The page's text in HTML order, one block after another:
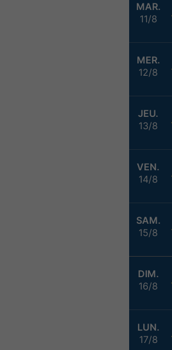
MAR.
11/8
MER.
12/8
JEU.
13/8
VEN.
14/8
SAM.
15/8
DIM.
16/8
LUN.
17/8